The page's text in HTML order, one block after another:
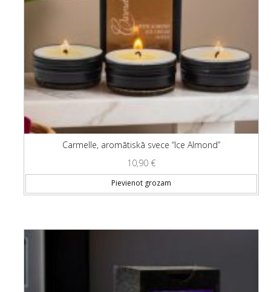
Carmelle, aromātiskā svece “Ice Almond”
10,90 €
Pievienot grozam